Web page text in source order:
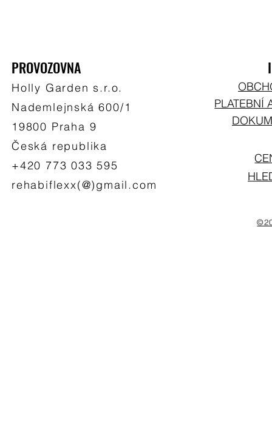
PROVOZOVNA
Holly Garden s.r.o.
Nademlejnská 600/1
19800 Praha 9
Česká republika
+420 773 033 595
rehabiflexx(@)gmail.com
PLATEBNÍ